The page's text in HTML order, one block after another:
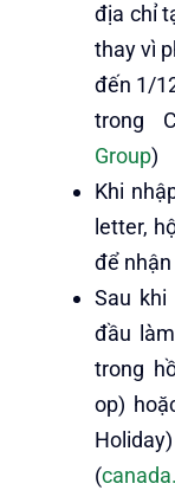
địa chỉ
thay vì
đến 1/
trong
Group)
Khi
letter,
để
Sau
đầu
trong
op)
(